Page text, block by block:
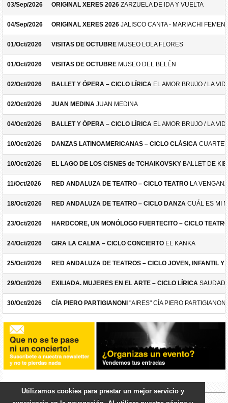
03/Sep/2026 ORIGINAL XERES 2026 ZARZUELA DE IDA Y VUELTA
04/Sep/2026 ORIGINAL XERES 2026 JALISCO CANTA - MARIACHI
01/Oct/2026 VISITAS DE OCTUBRE MUSEO LOLA FLORES
01/Oct/2026 VISITAS DE OCTUBRE MUSEO DEL BELÉN
02/Oct/2026 BALLET Y ÓPERA – CICLO LÍRICA EL AMOR BRUJO / LA
02/Oct/2026 JUAN MEDINA JUAN MEDINA
04/Oct/2026 BALLET Y ÓPERA – CICLO LÍRICA EL AMOR BRUJO / LA
10/Oct/2026 DANZAS LATINOAMERICANAS – CICLO CLÁSICA
10/Oct/2026 EL LAGO DE LOS CISNES de TCHAIKOVSKY BALLET DE
11/Oct/2026 RED ANDALUZA DE TEATRO – CICLO TEATRO LA
18/Oct/2026 RED ANDALUZA DE TEATRO – CICLO DANZA CUÁL ES MI
23/Oct/2026 HARDCORE, UN MONÓLOGO FUERTECITO – CICLO
24/Oct/2026 GIRA LA CALMA – CICLO CONCIERTO EL KANKA
25/Oct/2026 RED ANDALUZA DE TEATROS – CICLO JOVEN, INFANTIL Y
29/Oct/2026 EXILIADA. MUJERES EN EL ARTE – CICLO LÍRICA
30/Oct/2026 CÍA PIERO PARTIGIANONI "AIRES" CÍA PIERO PARTIGIANONI
Utilizamos cookies para prestar un mejor servicio y